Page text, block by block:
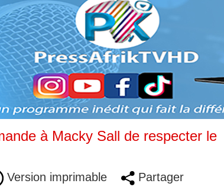
à Macky Sall de respecter le
Version imprimable Partager